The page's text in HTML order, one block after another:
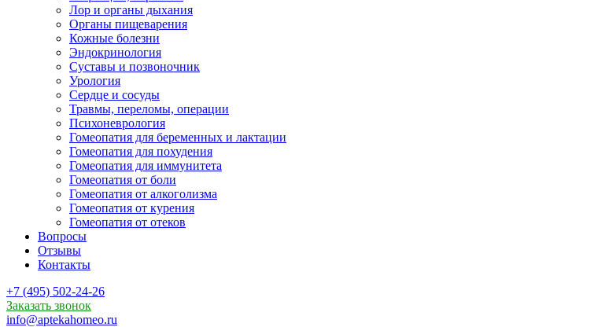
Лор и органы дыхания
Органы пищеварения
Кожные болезни
Эндокринология
Суставы и позвоночник
Урология
Сердце и сосуды
Травмы, переломы, операции
Психоневрология
Гомеопатия для беременных и лактации
Гомеопатия для похудения
Гомеопатия для иммунитета
Гомеопатия от боли
Гомеопатия от алкоголизма
Гомеопатия от курения
Гомеопатия от отеков
Вопросы
Отзывы
Контакты
+7 (495) 502-24-26
Заказать звонок
info@aptekahomeo.ru